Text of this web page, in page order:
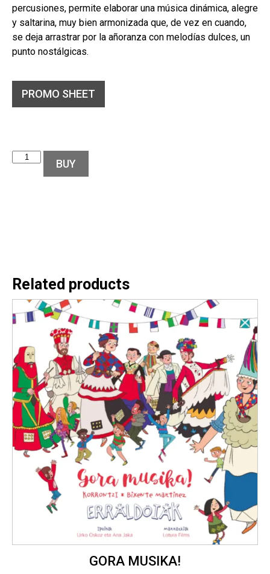
percusiones, permite elaborar una música dinámica, alegre
y saltarina, muy bien armonizada que, de vez en cuando,
se deja arrastrar por la añoranza con melodías dulces, un
punto nostálgicas.
PROMO SHEET
BUY
Related products
GORA MUSIKA!